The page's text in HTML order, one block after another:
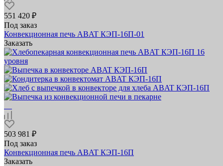
551 420 ₽
Под заказ
Конвекционная печь ABAT КЭП‑16П‑01
Заказать
503 981 ₽
Под заказ
Конвекционная печь ABAT КЭП‑16П
Заказать